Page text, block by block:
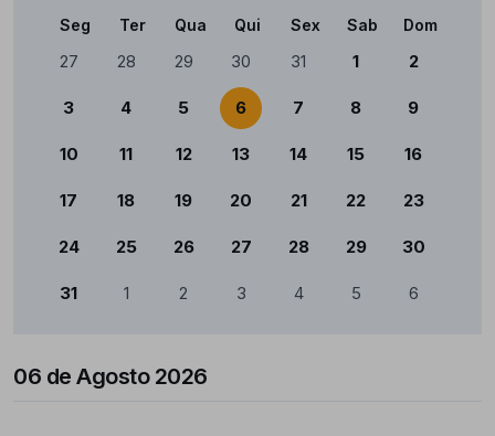
Calendário
Seg Ter Qua Qui Sex Sab Dom
27 28 29 30 31 1 2
3 4 5 6 7 8 9
10 11 12 13 14 15 16
17 18 19 20 21 22 23
24 25 26 27 28 29 30
31 1 2 3 4 5 6
06 de Agosto 2026